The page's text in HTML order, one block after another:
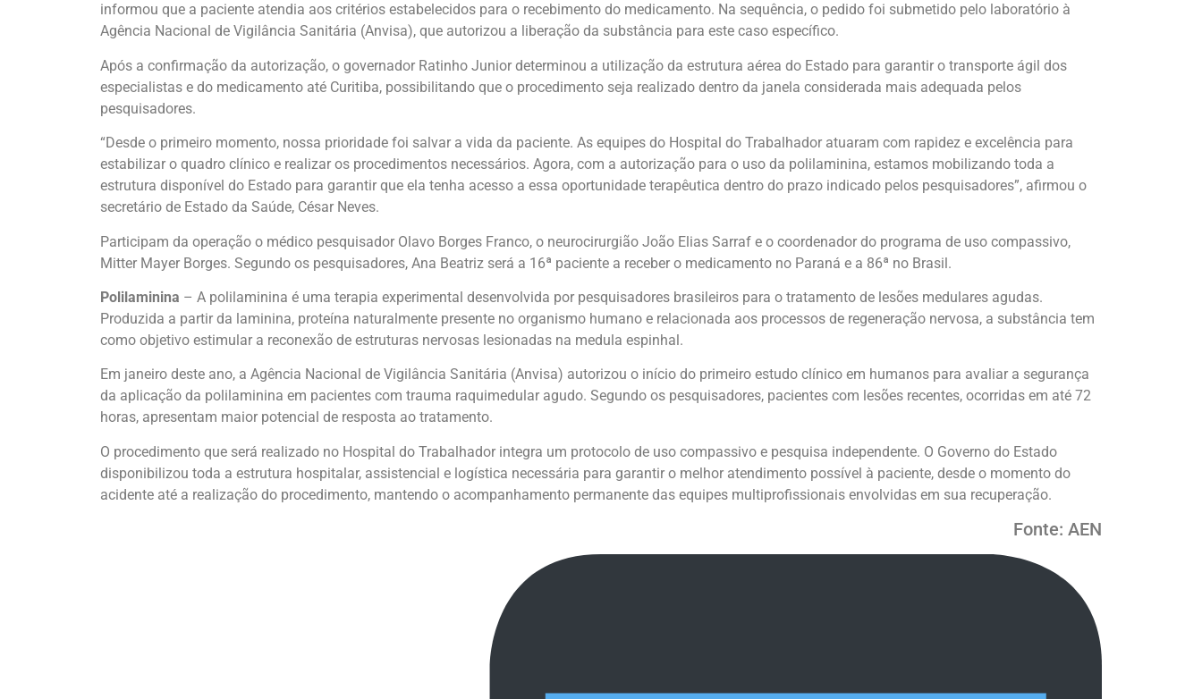
informou que a paciente atendia aos critérios estabelecidos para o recebimento do medicamento. Na sequência, o pedido foi submetido pelo laboratório à
Agência Nacional de Vigilância Sanitária (Anvisa), que autorizou a liberação da substância para este caso específico.
Após a confirmação da autorização, o governador Ratinho Junior determinou a utilização da estrutura aérea do Estado para garantir o transporte ágil dos
especialistas e do medicamento até Curitiba, possibilitando que o procedimento seja realizado dentro da janela considerada mais adequada pelos
pesquisadores.
“Desde o primeiro momento, nossa prioridade foi salvar a vida da paciente. As equipes do Hospital do Trabalhador atuaram com rapidez e excelência para
estabilizar o quadro clínico e realizar os procedimentos necessários. Agora, com a autorização para o uso da polilaminina, estamos mobilizando toda a
estrutura disponível do Estado para garantir que ela tenha acesso a essa oportunidade terapêutica dentro do prazo indicado pelos pesquisadores”, afirmou o
secretário de Estado da Saúde, César Neves.
Participam da operação o médico pesquisador Olavo Borges Franco, o neurocirurgião João Elias Sarraf e o coordenador do programa de uso compassivo,
Mitter Mayer Borges. Segundo os pesquisadores, Ana Beatriz será a 16ª paciente a receber o medicamento no Paraná e a 86ª no Brasil.
Polilaminina – A polilaminina é uma terapia experimental desenvolvida por pesquisadores brasileiros para o tratamento de lesões medulares agudas.
Produzida a partir da laminina, proteína naturalmente presente no organismo humano e relacionada aos processos de regeneração nervosa, a substância tem
como objetivo estimular a reconexão de estruturas nervosas lesionadas na medula espinhal.
Em janeiro deste ano, a Agência Nacional de Vigilância Sanitária (Anvisa) autorizou o início do primeiro estudo clínico em humanos para avaliar a segurança
da aplicação da polilaminina em pacientes com trauma raquimedular agudo. Segundo os pesquisadores, pacientes com lesões recentes, ocorridas em até 72
horas, apresentam maior potencial de resposta ao tratamento.
O procedimento que será realizado no Hospital do Trabalhador integra um protocolo de uso compassivo e pesquisa independente. O Governo do Estado
disponibilizou toda a estrutura hospitalar, assistencial e logística necessária para garantir o melhor atendimento possível à paciente, desde o momento do
acidente até a realização do procedimento, mantendo o acompanhamento permanente das equipes multiprofissionais envolvidas em sua recuperação.
Fonte: AEN